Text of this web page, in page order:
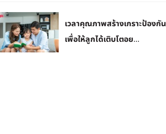
เวลาคุณภาพสร้างเกราะป้องกัน
เพื่อให้ลูกได้เติบโตอย...